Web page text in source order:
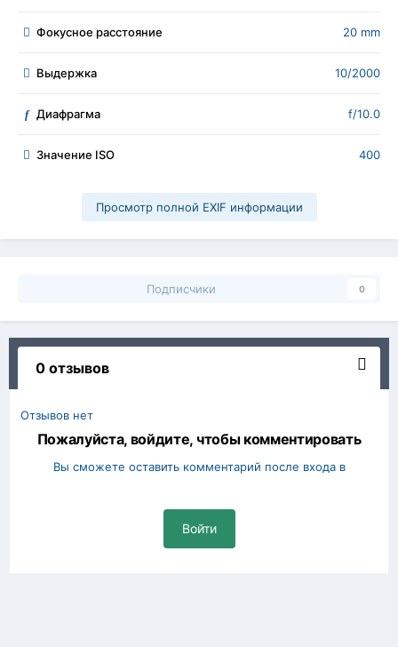
Фокусное расстояние 20 mm
Выдержка 10/2000
f Диафрагма f/10.0
Значение ISO 400
Просмотр полной EXIF информации
Подписчики 0
0 отзывов
Отзывов нет
Пожалуйста, войдите, чтобы комментировать
Вы сможете оставить комментарий после входа в
Войти